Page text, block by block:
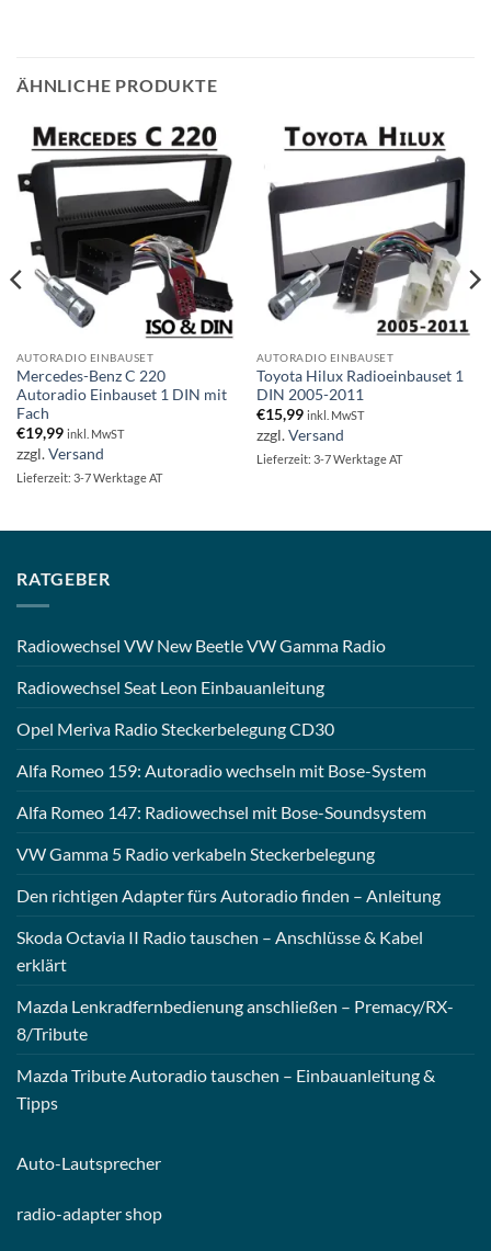
ÄHNLICHE PRODUKTE
AUTORADIO EINBAUSET
Mercedes-Benz C 220
Autoradio Einbauset 1 DIN mit
Fach
€19,99 inkl. MwST
zzgl.Versand
Lieferzeit: 3-7 Werktage AT
AUTORADIO EINBAUSET
Toyota Hilux Radioeinbauset 1
DIN 2005-2011
€15,99 inkl. MwST
zzgl.Versand
Lieferzeit: 3-7 Werktage AT
RATGEBER
Radiowechsel VW New Beetle VW Gamma Radio
Radiowechsel Seat Leon Einbauanleitung
Opel Meriva Radio Steckerbelegung CD30
Alfa Romeo 159: Autoradio wechseln mit Bose-System
Alfa Romeo 147: Radiowechsel mit Bose-Soundsystem
VW Gamma 5 Radio verkabeln Steckerbelegung
Den richtigen Adapter fürs Autoradio finden – Anleitung
Skoda Octavia II Radio tauschen – Anschlüsse & Kabel
erklärt
Mazda Lenkradfernbedienung anschließen – Premacy/RX-
8/Tribute
Mazda Tribute Autoradio tauschen – Einbauanleitung &
Tipps
Auto-Lautsprecher
radio-adapter shop